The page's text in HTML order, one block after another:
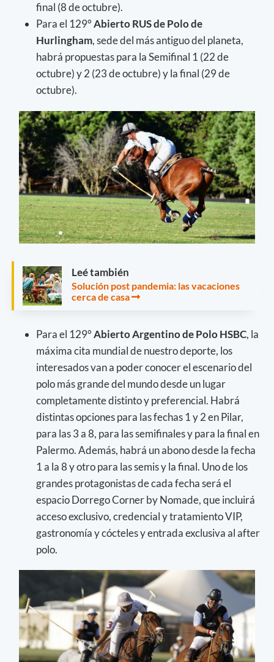
final (8 de octubre).
Para el 129°Abierto RUS de Polo de
Hurlingham, sede del más antiguo del planeta,
habrá propuestas para la Semifinal 1 (22 de
octubre) y 2 (23 de octubre) y la final (29 de
octubre).
Leé también
Solución post pandemia: las vacaciones
cerca de casa
Para el 129°Abierto Argentino de Polo HSBC, la
máxima cita mundial de nuestro deporte, los
interesados van a poder conocer el escenario del
polo más grande del mundo desde un lugar
completamente distinto y preferencial. Habrá
distintas opciones para las fechas 1 y 2 en Pilar,
para las 3 a 8, para las semifinales y para la final en
Palermo. Además, habrá un abono desde la fecha
1 a la 8 y otro para las semis y la final. Uno de los
grandes protagonistas de cada fecha será el
espacio Dorrego Corner by Nomade, que incluirá
acceso exclusivo, credencial y tratamiento VIP,
gastronomía y cócteles y entrada exclusiva al after
polo.